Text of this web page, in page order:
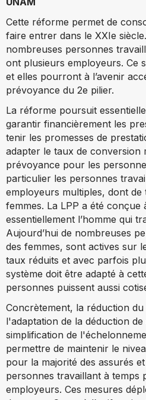
Cette réforme permet de
faire entrer dans le XXIe
nombreuses personnes
ont plusieurs employeurs. Ce
et elles pourront à l’avenir
prévoyance du 2e pilier.
La réforme poursuit
garantir financièrement les
tenir les promesses de
adapter le taux de conversion
prévoyance pour les
particulier les personnes
employeurs multiples, dont de
femmes. La LPP a été conçue
essentiellement l’homme qui
Aujourd’hui de nombreuses
des femmes, sont actives sur
taux réduits et avec parfois
système doit être adapté à
personnes puissent aussi
Concrètement, la réduction
l'adaptation de la déduction
simplification de
permettre de maintenir le
pour la majorité des assurés
personnes travaillant à temps
employeurs. Ces mesures